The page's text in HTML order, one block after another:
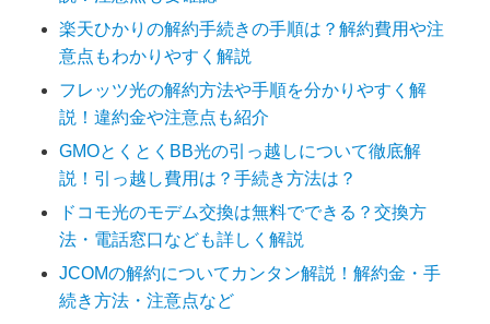
楽天ひかりの解約手続きの手順は？解約費用や注
意点もわかりやすく解説
フレッツ光の解約方法や手順を分かりやすく解
説！違約金や注意点も紹介
GMOとくとくBB光の引っ越しについて徹底解
説！引っ越し費用は？手続き方法は？
ドコモ光のモデム交換は無料でできる？交換方
法・電話窓口なども詳しく解説
JCOMの解約についてカンタン解説！解約金・手
続き方法・注意点など